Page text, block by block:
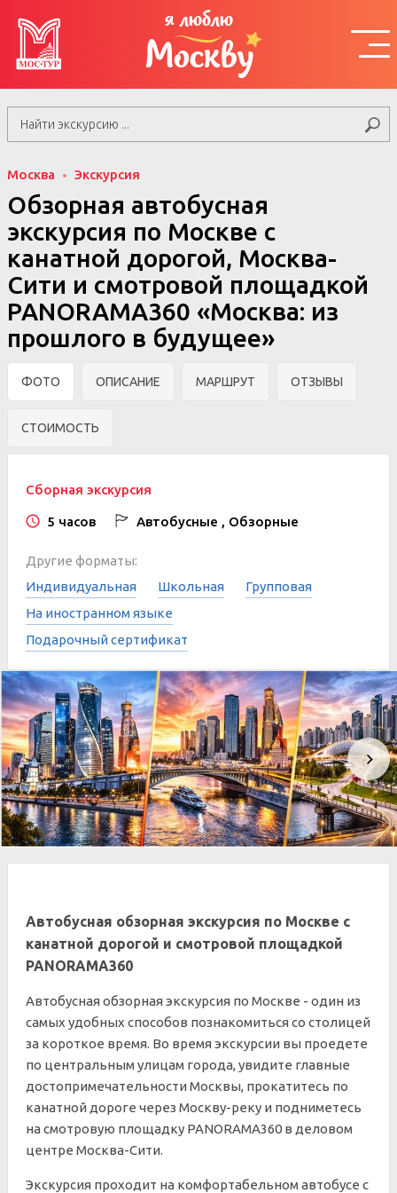
я люблю
Москву
Москва Экскурсия
Обзорная автобусная
экскурсия по Москве с
канатной дорогой, Москва-
Сити и смотровой площадкой
PANORAMA360 «Москва: из
прошлого в будущее»
ФОТО ОПИСАНИЕ МАРШРУТ ОТЗЫВЫ
СТОИМОСТЬ
Сборная экскурсия
5 часов Автобусные , Обзорные
Другие форматы:
Индивидуальная
Школьная
Групповая
На иностранном языке
Подарочный сертификат
Автобусная обзорная экскурсия по Москве с
канатной дорогой и смотровой площадкой
PANORAMA360
Автобусная обзорная экскурсия по Москве - один из
самых удобных способов познакомиться со столицей
за короткое время. Во время экскурсии вы проедете
по центральным улицам города, увидите главные
достопримечательности Москвы, прокатитесь по
канатной дороге через Москву-реку и подниметесь
на смотровую площадку PANORAMA360 в деловом
центре Москва-Сити.
Экскурсия проходит на комфортабельном автобусе с